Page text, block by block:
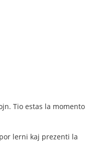
Tio estas la momento
lerni kaj prezenti la